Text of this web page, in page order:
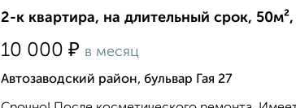
2-к квартира, на длительный срок,
10 000 ₽ в месяц
Автозаводский район, бульвар Гая 27